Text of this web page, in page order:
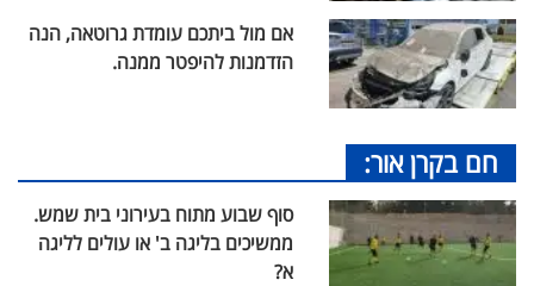
אם מול ביתכם עומדת גרוטאה, הנה
הזדמנות להיפטר ממנה.
חם בקרן אור:
סוף שבוע מתוח בעירוני בית שמש.
ממשיכים בליגה ב' או עולים לליגה
א?